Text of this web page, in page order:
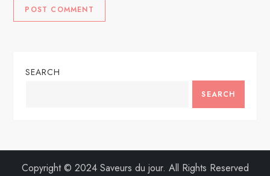
SEARCH
SEARCH
Copyright © 2024 Saveurs du jour. All Rights Reserved